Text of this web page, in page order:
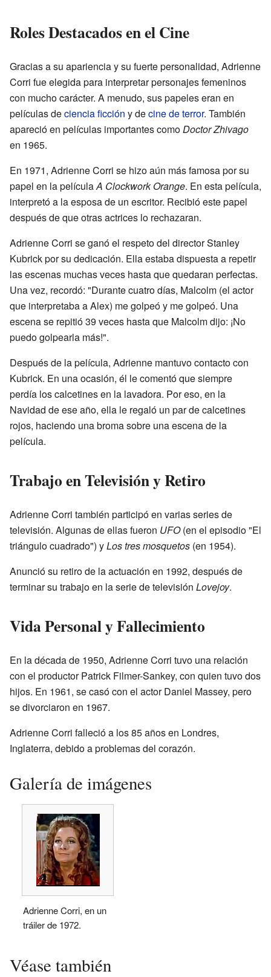
Roles Destacados en el Cine
Gracias a su apariencia y su fuerte personalidad, Adrienne
Corri fue elegida para interpretar personajes femeninos
con mucho carácter. A menudo, sus papeles eran en
películas deciencia ficción y decine de terror. También
apareció en películas importantes comoDoctor Zhivago
en 1965.
En 1971, Adrienne Corri se hizo aún más famosa por su
papel en la películaA Clockwork Orange. En esta película,
interpretó a la esposa de un escritor. Recibió este papel
después de que otras actrices lo rechazaran.
Adrienne Corri se ganó el respeto del director Stanley
Kubrick por su dedicación. Ella estaba dispuesta a repetir
las escenas muchas veces hasta que quedaran perfectas.
Una vez, recordó: "Durante cuatro días, Malcolm (el actor
que interpretaba a Alex) me golpeó y me golpeó. Una
escena se repitió 39 veces hasta que Malcolm dijo: ¡No
puedo golpearla más!".
Después de la película, Adrienne mantuvo contacto con
Kubrick. En una ocasión, él le comentó que siempre
perdía los calcetines en la lavadora. Por eso, en la
Navidad de ese año, ella le regaló un par de calcetines
rojos, haciendo una broma sobre una escena de la
película.
Trabajo en Televisión y Retiro
Adrienne Corri también participó en varias series de
televisión. Algunas de ellas fueron UFO(en el episodio "El
triángulo cuadrado") yLos tres mosquetos (en 1954).
Anunció su retiro de la actuación en 1992, después de
terminar su trabajo en la serie de televisión Lovejoy.
Vida Personal y Fallecimiento
En la década de 1950, Adrienne Corri tuvo una relación
con el productor Patrick Filmer-Sankey, con quien tuvo dos
hijos. En 1961, se casó con el actor Daniel Massey, pero
se divorciaron en 1967.
Adrienne Corri falleció a los 85 años en Londres,
Inglaterra, debido a problemas del corazón.
Galería de imágenes
Adrienne Corri, en un
tráiler de 1972.
Véase también